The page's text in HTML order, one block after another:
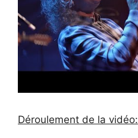
Déroulement de la vidéo: